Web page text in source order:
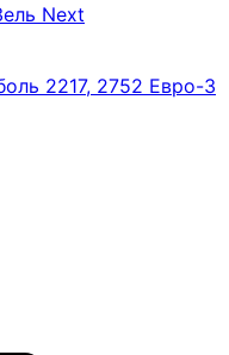
Next
2217, 2752 Евро-3